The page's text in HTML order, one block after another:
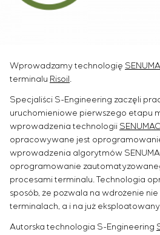
Zarządzanie projektami
późniejszą certyfikacją
szczególnych wymaganiach
niezawodności, jakości i
Opracowanie modeli
sterowania
Opracowanie specjalnych
optymalnego i
późniejszym uruchomieniem
Opracowanie systemów
niestandardowej strukturze
wielopoziomowej z
statycznymi i adaptacyjnymi
Infrastruktura
Sivacon S8
Zasuwy nożowe
Zawory przełączające
Oferty pracy
Wprowadzamy technologię
terminalu Risoil .
Specjaliści S-Engineering zaczęli
uruchomieniowe pierwszego etapu
wprowadzenia technologii SENUMAC
opracowywane jest
wprowadzenia algorytmów
oprogramowanie
procesami terminalu. Technologia
sposób, że pozwala na wdrożenie
terminalach, a i na już
Autorska technologia S-Engineering